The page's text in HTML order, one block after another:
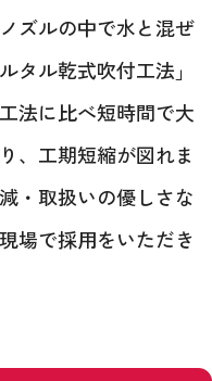
ズルの中で水と混ぜ
タル乾式吹付工法」
法に比べ短時間で大
、工期短縮が図れま
・取扱いの優しさな
場で採用をいただき